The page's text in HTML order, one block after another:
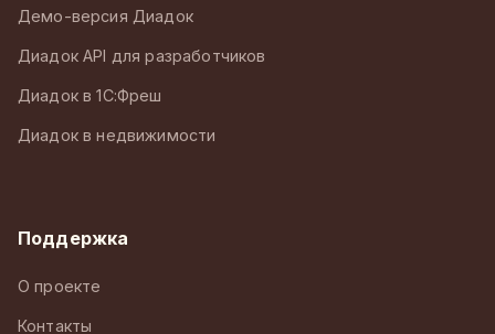
Демо-версия Диадок
Диадок API для разработчиков
Диадок в 1С:Фреш
Диадок в недвижимости
Поддержка
О проекте
Контакты